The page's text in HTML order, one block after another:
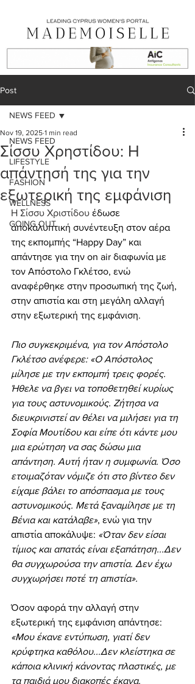
Post
NEWS FEED
LIFESTYLE
FASHION
WELLNESS
GOING OUT
NEWS FEED
Σίσσυ Χρηστίδου: Η
απάντησή της για την
εξωτερική της εμφάνιση
Nov 19, 2025 1 min read
Η Σίσσυ Χριστίδου έδωσε
αποκαλυπτική συνέντευξη στον αέρα
της εκπομπής “Happy Day” και
απάντησε για την on air διαφωνία με
τον Απόστολο Γκλέτσο, ενώ
αναφέρθηκε στην προσωπική της ζωή,
στην απιστία και στη μεγάλη αλλαγή
στην εξωτερική της εμφάνιση.
Πιο συγκεκριμένα, για τον Απόστολο
Γκλέτσο ανέφερε: «Ο Απόστολος
μίλησε με την εκπομπή τρεις φορές.
Ήθελε να βγει να τοποθετηθεί κυρίως
για τους αστυνομικούς. Ζήτησα να
διευκρινιστεί αν θέλει να μιλήσει για τη
Σοφία Μουτίδου και είπε ότι κάντε μου
μια ερώτηση να σας δώσω μια
απάντηση. Αυτή ήταν η συμφωνία. Όσο
ετοιμαζόταν νόμιζε ότι στο βίντεο δεν
είχαμε βάλει το απόσπασμα με τους
αστυνομικούς. Μετά ξαναμίλησε με τη
Βένια και κατάλαβε», ενώ για την
απιστία αποκάλυψε: «Όταν δεν είσαι
τίμιος και απατάς είναι εξαπάτηση...Δεν
θα συγχωρούσα την απιστία. Δεν έχω
συγχωρήσει ποτέ τη απιστία».
Όσον αφορά την αλλαγή στην
εξωτερική της εμφάνιση απάντησε:
«Μου έκανε εντύπωση, γιατί δεν
κρύφτηκα καθόλου...Δεν κλείστηκα σε
κάποια κλινική κάνοντας πλαστικές, με
τα παιδιά μου διακοπές έκανα.